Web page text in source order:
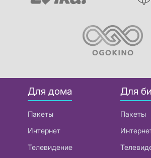
Для дома
Пакеты
Интернет
Телевидение
Для
Пакеты